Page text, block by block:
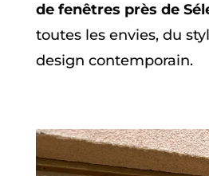
de fenêtres près de
toutes les envies, du
design contemporain.